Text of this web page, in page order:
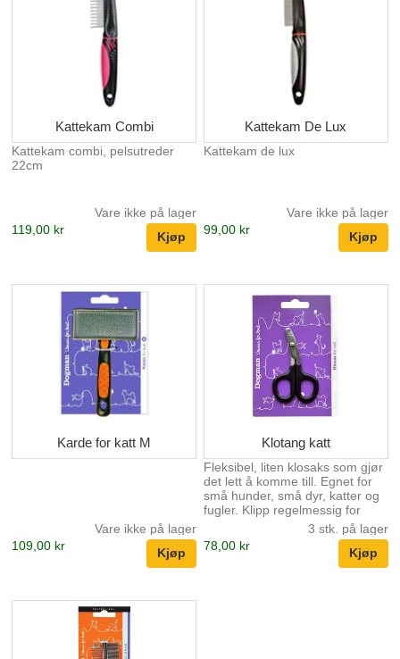
Kattekam Combi
Kattekam combi, pelsutreder
22cm
Vare ikke på lager
119,00 kr
Kattekam De Lux
Kattekam de lux
Vare ikke på lager
99,00 kr
Karde for katt M
Vare ikke på lager
109,00 kr
Klotang katt
Fleksibel, liten klosaks som gjør
det lett å komme till. Egnet for
små hunder, små dyr, katter og
fugler. Klipp regelmessig for
3 stk. på lager
78,00 kr